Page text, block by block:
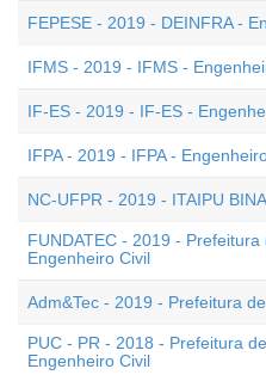
FEPESE - 2019 - DEINFRA -
IFMS - 2019 - IFMS -
IF-ES - 2019 - IF-ES -
IFPA - 2019 - IFPA -
NC-UFPR - 2019 - ITAIPU
FUNDATEC - 2019 -
Engenheiro Civil
Adm&Tec - 2019 - Prefeitura
PUC - PR - 2018 - Prefeitura
Engenheiro Civil